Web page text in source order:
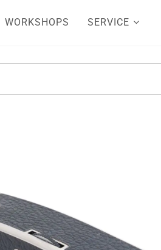
WORKSHOPS SERVICE